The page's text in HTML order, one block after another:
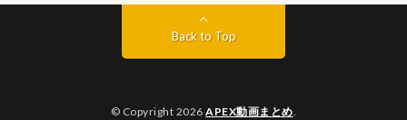
Back to Top
© Copyright 2026APEX動画まとめ.